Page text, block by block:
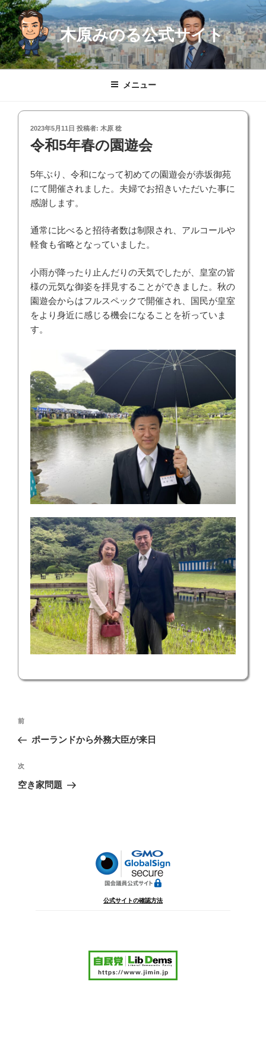
コ
ン
テ
ン
ツ
木原みのる公式サイト
メニュー
投
日:
2023年5月11日 投稿者: 木原 稔
令和5年春の園遊会
5年ぶり、令和になって初めての園遊会が赤坂御苑
にて開催されました。夫婦でお招きいただいた事に
感謝します。
通常に比べると招待者数は制限され、アルコールや
軽食も省略となっていました。
小雨が降ったり止んだりの天気でしたが、皇室の皆
様の元気な御姿を拝見することができました。秋の
園遊会からはフルスペックで開催され、国民が皇室
をより身近に感じる機会になることを祈っていま
す。
投
ナ
ビ
ゲ
前
の
稿
前
ポーランドから外務大臣が来日
次
の
次
空き家問題
公式サイトの確認方法